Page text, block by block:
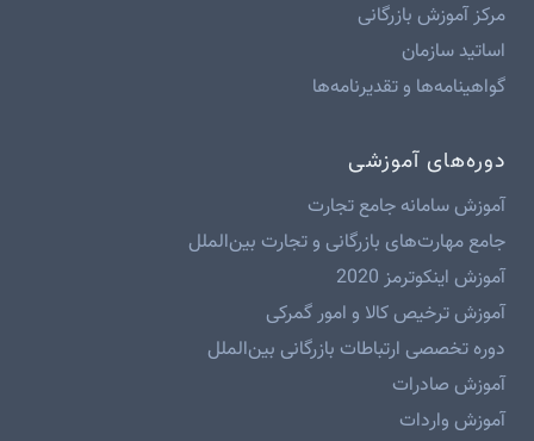
مرکز آموزش بازرگانی
اساتید سازمان
گواهینامه‌ها و تقدیرنامه‌ها
دوره‌های آموزشی
آموزش سامانه جامع تجارت
جامع مهارت‌های بازرگانی و تجارت بین‌الملل
آموزش اینکوترمز 2020
آموزش ترخیص کالا و امور گمرکی
دوره تخصصی ارتباطات بازرگانی بین‌الملل
آموزش صادرات
آموزش واردات